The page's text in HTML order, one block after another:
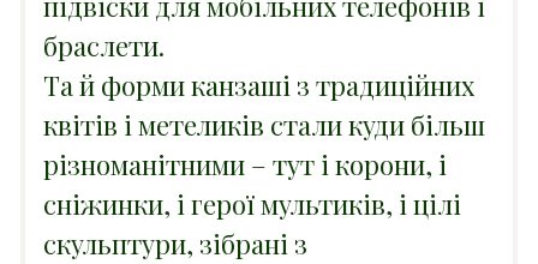
браслети.
Та й форми канзаші з традиційних
квітів і метеликів стали куди більш
різноманітними – тут і корони, і
сніжинки, і герої мультиків, і цілі
скульптури, зібрані з